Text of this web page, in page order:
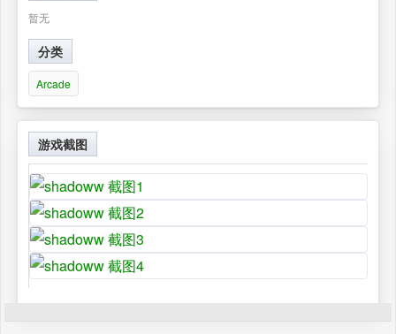
暂无
分类
Arcade
游戏截图